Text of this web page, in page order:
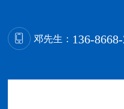
邓先生： 136-